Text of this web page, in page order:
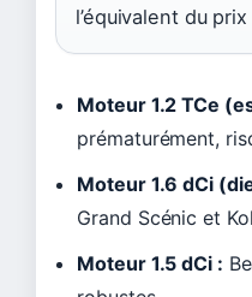
l’équivalent du
Moteur 1.2 TCe
prématurément,
Moteur 1.6 dCi
Grand Scénic et
Moteur 1.5 dCi :